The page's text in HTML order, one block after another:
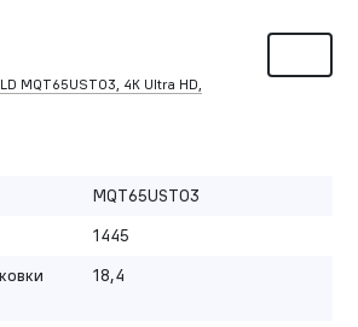
MQT65UST03, 4K Ultra HD,
MQT65UST03
1445
18,4